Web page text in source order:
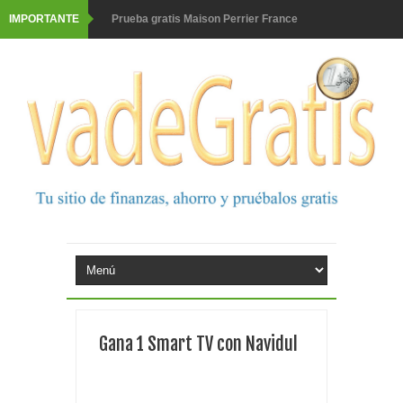
IMPORTANTE Prueba gratis Maison Perrier France
Corona te regala un velero inolvidable en velero y más
premios
Comprar Asevi tiene premio, nevera y un año de
productos
Fuze Tea regala 100 premios al día
Gana 1 Smart TV con Navidul